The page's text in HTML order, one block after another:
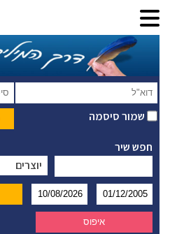
שמור סיסמה
חפש שיר
יוצרים